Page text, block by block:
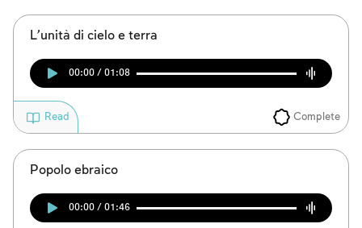
L’unità di cielo e terra
00:00 / 01:08
Complete
Read
Popolo ebraico
00:00 / 01:46
Account required
To mark concepts as learned, you'll need
to create an account or log in.